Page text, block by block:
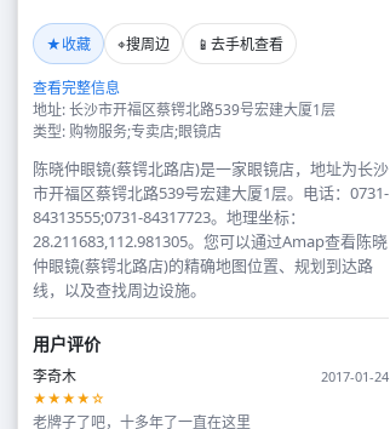
★收藏 ⌖搜周边 📱 去手机查看
查看完整信息
地址: 长沙市开福区蔡锷北路539号宏建大厦1层
类型: 购物服务;专卖店;眼镜店
陈晓仲眼镜(蔡锷北路店)是一家眼镜店，地址为长沙
市开福区蔡锷北路539号宏建大厦1层。电话：0731-
84313555;0731-84317723。地理坐标：
28.211683,112.981305。您可以通过Amap查看陈晓
仲眼镜(蔡锷北路店)的精确地图位置、规划到达路
线，以及查找周边设施。
用户评价
李奇木
2017-01-24
★★★★☆
老牌子了吧，十多年了一直在这里